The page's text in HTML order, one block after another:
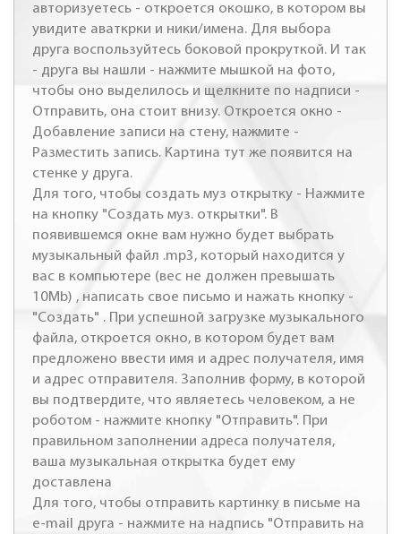
авторизуетесь - откроется окошко, в котором вы
увидите аваткрки и ники/имена. Для выбора
друга воспользуйтесь боковой прокруткой. И так
- друга вы нашли - нажмите мышкой на фото,
чтобы оно выделилось и щелкните по надписи -
Отправить, она стоит внизу. Откроется окно -
Добавление записи на стену, нажмите -
Разместить запись. Картина тут же появится на
стенке у друга.
Для того, чтобы создать муз открытку - Нажмите
на кнопку "Создать муз. открытки". В
появившемся окне вам нужно будет выбрать
музыкальный файл .mp3, который находится у
вас в компьютере (вес не должен превышать
10Mb) , написать свое письмо и нажать кнопку -
"Создать" . При успешной загрузке музыкального
файла, откроется окно, в котором будет вам
предложено ввести имя и адрес получателя, имя
и адрес отправителя. Заполнив форму, в которой
вы подтвердите, что являетесь человеком, а не
роботом - нажмите кнопку "Отправить". При
правильном заполнении адреса получателя,
ваша музыкальная открытка будет ему
доставлена
Для того, чтобы отправить картинку в письме на
e-mail друга - нажмите на надпись "Отправить на